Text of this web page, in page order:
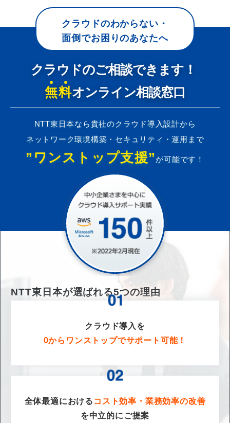
クラウドのわからない・
面倒でお困りのあなたへ
クラウドのご相談できます！
無料オンライン相談窓口
NTT東日本なら貴社のクラウド導入設計から
ネットワーク環境構築・セキュリティ・運用まで
”ワンストップ支援” が可能です！
NTT東日本が選ばれる5つの理由
クラウド導入を
0からワンストップでサポート可能！
全体最適における コスト効率・業務効率の改善
を中立的にご提案